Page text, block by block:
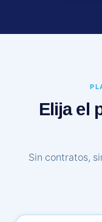
Elija el
Sin contratos,